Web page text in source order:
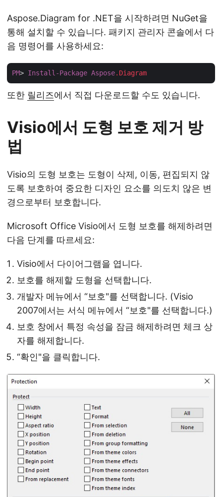
Aspose.Diagram for .NET을 시작하려면 NuGet을
통해 설치할 수 있습니다. 패키지 관리자 콘솔에서 다
음 명령어를 사용하세요:
PM> Install-Package Aspose.Diagram
또한 릴리즈에서 직접 다운로드할 수도 있습니다.
Visio에서 도형 보호 제거 방
법
Visio의 도형 보호는 도형이 삭제, 이동, 편집되지 않
도록 보호하여 중요한 디자인 요소를 의도치 않은 변
경으로부터 보호합니다.
Microsoft Office Visio에서 도형 보호를 해제하려면
다음 단계를 따르세요:
Visio에서 다이어그램을 엽니다.
보호를 해제할 도형을 선택합니다.
개발자 메뉴에서 “보호"를 선택합니다. (Visio
2007에서는 서식 메뉴에서 “보호"를 선택합니다.)
보호 창에서 특정 속성을 잠금 해제하려면 체크 상
자를 해제합니다.
“확인"을 클릭합니다.